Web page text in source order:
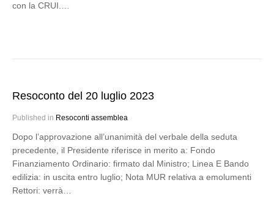
con la CRUI.…
Resoconto del 20 luglio 2023
Published in Resoconti assemblea
Dopo l’approvazione all’unanimità del verbale della seduta
precedente, il Presidente riferisce in merito a: Fondo
Finanziamento Ordinario: firmato dal Ministro; Linea E Bando
edilizia: in uscita entro luglio; Nota MUR relativa a emolumenti
Rettori: verrà…